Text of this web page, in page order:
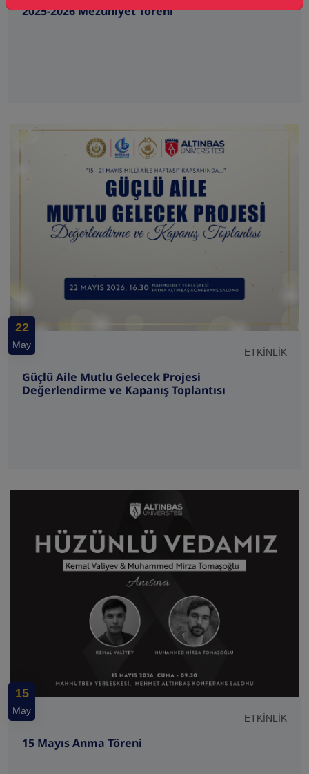
2025-2026 Mezuniyet Töreni
22
May
ETKİNLİK
Güçlü Aile Mutlu Gelecek Projesi
Değerlendirme ve Kapanış Toplantısı
15
May
ETKİNLİK
15 Mayıs Anma Töreni